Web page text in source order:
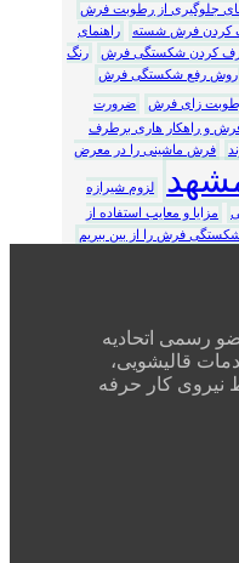
جلوگیری از رطوبت فرش
کردن فرش شسته
راهنمای
کردن شکستگی فرش
رنگ
روش رفع شکستگی فرش
زای فرش
ضرورت
و راهکار هاری برطرف
فرش ماشینی را در معرض
لزوم شیرازه
مزایا و معایب استفاده از
فرش را از بین ببریم
رسمی اتحادیه
قالیشویی،
نیروی کار حرفه